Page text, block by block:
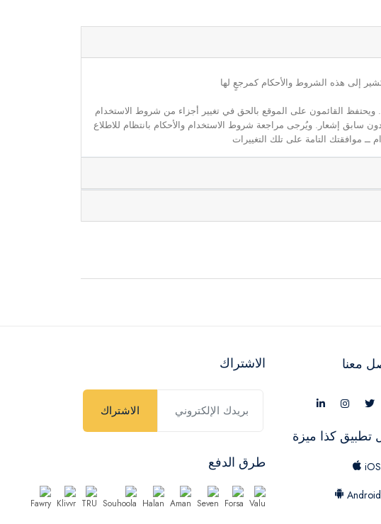
إلى هذه الشروط والأحكام كمرجعٍ لها
ويحتفظ القائمون على الموقع بالحق في تغيير أجزاء من شروط الاستخدام
دون سابق إشعار. ويُرجى مراجعة شروط الاستخدام والأحكام بانتظام للاطلاع
موافقتك التامة على تلك التغييرات
معنا
تطبيق كذا ميزة
الاشتراك
الاشتراك
طرق الدفع